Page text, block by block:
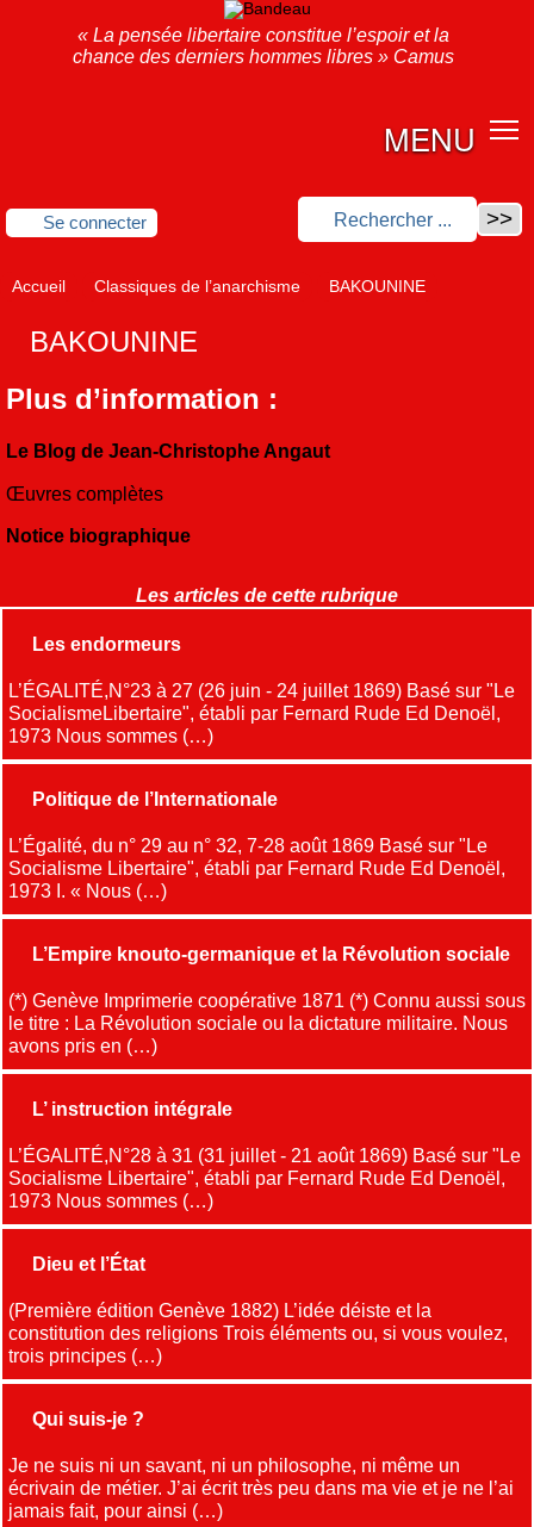
« La pensée libertaire constitue l’espoir et la
chance des derniers hommes libres » Camus
MENU
Se connecter
Accueil Classiques de l’anarchisme BAKOUNINE
BAKOUNINE
Plus d’information :
Le Blog de Jean-Christophe Angaut
Œuvres complètes
Notice biographique
Les articles de cette rubrique
Les endormeurs
L’ÉGALITÉ,N°23 à 27 (26 juin - 24 juillet 1869) Basé sur "Le
SocialismeLibertaire", établi par Fernard Rude Ed Denoël,
1973 Nous sommes (…)
Politique de l’Internationale
L’Égalité, du n° 29 au n° 32, 7-28 août 1869 Basé sur "Le
Socialisme Libertaire", établi par Fernard Rude Ed Denoël,
1973 I. « Nous (…)
L’Empire knouto-germanique et la Révolution sociale
(*) Genève Imprimerie coopérative 1871 (*) Connu aussi sous
le titre : La Révolution sociale ou la dictature militaire. Nous
avons pris en (…)
L’ instruction intégrale
L’ÉGALITÉ,N°28 à 31 (31 juillet - 21 août 1869) Basé sur "Le
Socialisme Libertaire", établi par Fernard Rude Ed Denoël,
1973 Nous sommes (…)
Dieu et l’État
(Première édition Genève 1882) L’idée déiste et la
constitution des religions Trois éléments ou, si vous voulez,
trois principes (…)
Qui suis-je ?
Je ne suis ni un savant, ni un philosophe, ni même un
écrivain de métier. J’ai écrit très peu dans ma vie et je ne l’ai
jamais fait, pour ainsi (…)